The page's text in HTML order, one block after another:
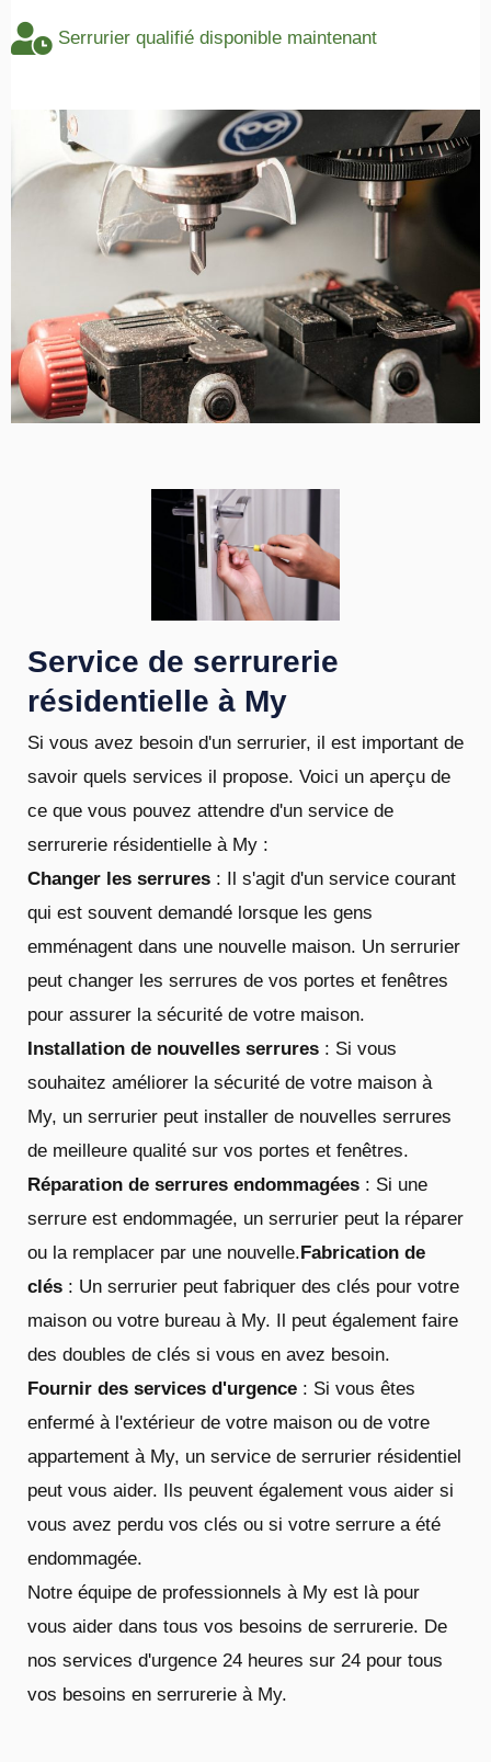
Serrurier qualifié disponible maintenant
Service de serrurerie
résidentielle à My
Si vous avez besoin d'un serrurier, il est important de
savoir quels services il propose. Voici un aperçu de
ce que vous pouvez attendre d'un service de
serrurerie résidentielle à My :
Changer les serrures : Il s'agit d'un service courant
qui est souvent demandé lorsque les gens
emménagent dans une nouvelle maison. Un serrurier
peut changer les serrures de vos portes et fenêtres
pour assurer la sécurité de votre maison.
Installation de nouvelles serrures : Si vous
souhaitez améliorer la sécurité de votre maison à
My, un serrurier peut installer de nouvelles serrures
de meilleure qualité sur vos portes et fenêtres.
Réparation de serrures endommagées : Si une
serrure est endommagée, un serrurier peut la réparer
ou la remplacer par une nouvelle.Fabrication de
clés : Un serrurier peut fabriquer des clés pour votre
maison ou votre bureau à My. Il peut également faire
des doubles de clés si vous en avez besoin.
Fournir des services d'urgence : Si vous êtes
enfermé à l'extérieur de votre maison ou de votre
appartement à My, un service de serrurier résidentiel
peut vous aider. Ils peuvent également vous aider si
vous avez perdu vos clés ou si votre serrure a été
endommagée.
Notre équipe de professionnels à My est là pour
vous aider dans tous vos besoins de serrurerie. De
nos services d'urgence 24 heures sur 24 pour tous
vos besoins en serrurerie à My.